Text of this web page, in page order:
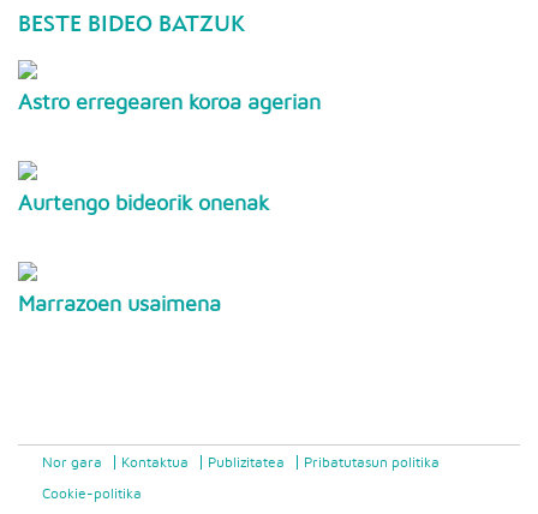
BESTE BIDEO BATZUK
Astro erregearen koroa agerian
Aurtengo bideorik onenak
Marrazoen usaimena
Nor gara Kontaktua Publizitatea Pribatutasun politika
Cookie-politika